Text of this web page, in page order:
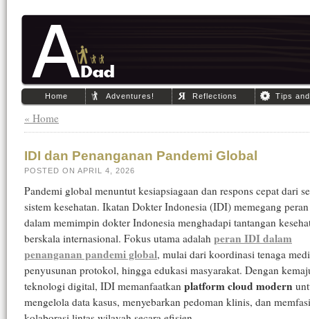
Home Adventures! Reflections Tips
« Home
IDI dan Penanganan Pandemi Global
POSTED ON APRIL 4, 2026
Pandemi global menuntut kesiapsiagaan dan respons cepat dari
sistem kesehatan. Ikatan Dokter Indonesia (IDI) memegang
dalam memimpin dokter Indonesia menghadapi tantangan
berskala internasional. Fokus utama adalah peran IDI dalam
penanganan pandemi global, mulai dari koordinasi tenaga
penyusunan protokol, hingga edukasi masyarakat. Dengan
teknologi digital, IDI memanfaatkan platform cloud modern
mengelola data kasus, menyebarkan pedoman klinis, dan